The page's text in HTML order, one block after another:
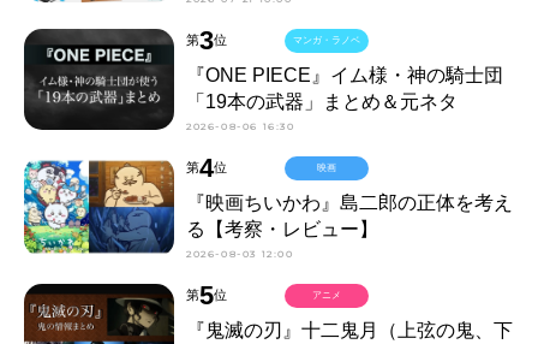
第3位
『ONE PIECE』イム様・神の騎士団
「19本の武器」まとめ＆元ネタ
2026-08-06 16:30
マンガ・ラノベ
第4位
『映画ちいかわ』島二郎の正体を考え
る【考察・レビュー】
2026-08-03 12:00
映画
第5位
『鬼滅の刃』十二鬼月（上弦の鬼、下
アニメ